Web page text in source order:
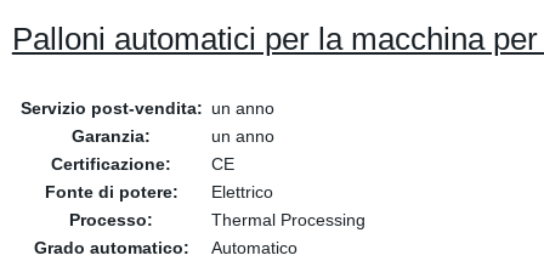
Palloni automatici per la macchina
Servizio post-vendita: un anno
Garanzia:
un anno
Certificazione:
CE
Fonte di potere:
Elettrico
Processo:
Thermal Processing
Grado automatico:
Automatico